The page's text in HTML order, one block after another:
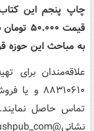
قیمت
به مباحث این حوزه
علاقه‌مندان برای
تماس حاصل